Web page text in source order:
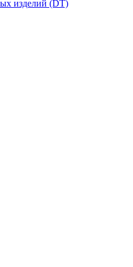
изделий (DT)